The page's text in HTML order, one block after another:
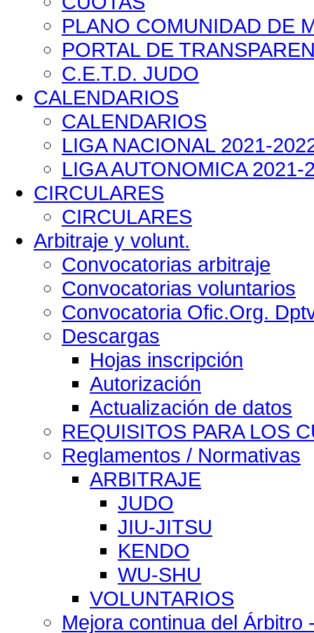
PLANO COMUNIDAD DE
PORTAL DE
C.E.T.D. JUDO
CALENDARIOS
CALENDARIOS
LIGA NACIONAL 2021-
LIGA AUTONOMICA 2021-
CIRCULARES
CIRCULARES
Arbitraje y volunt.
Convocatorias arbitraje
Convocatorias voluntarios
Convocatoria Ofic.Org.
Descargas
Hojas inscripción
Autorización
Actualización de datos
REQUISITOS PARA LOS
Reglamentos / Normativas
ARBITRAJE
JUDO
JIU-JITSU
KENDO
WU-SHU
VOLUNTARIOS
Mejora continua del Árbitro